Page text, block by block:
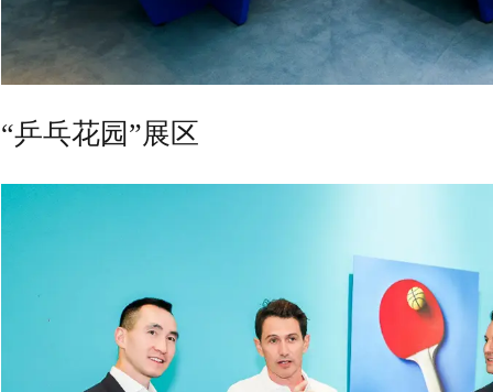
“乒乓花园”展区